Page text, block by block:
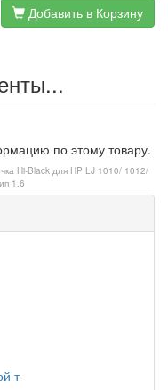
Добавить в Корзину
по этому товару.
Hi-Black для HP LJ 1010/ 1012/
1.6
т